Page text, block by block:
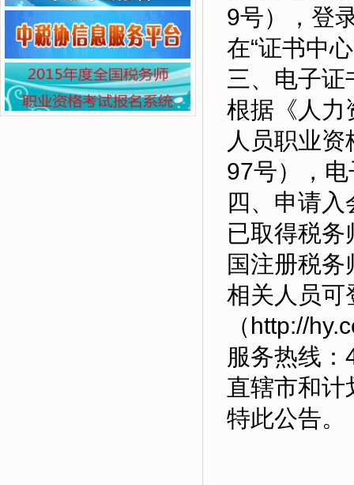
9号），登
在“证书中
三、电子证
根据《人力
人员职业
97号），
四、申请入
已取得税
国注册税
相关人员可
（http://
服务热线
直辖市和计
特此公告。